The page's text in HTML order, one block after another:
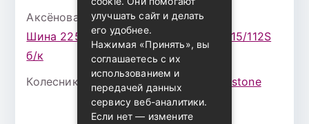
Аксёнова Адельк записи
Шина 225/75 Р-16 Nokian Rotiva HT 115/112S
б/к
Колесникова Аурикак записи Bridgestone
улучшать сайт и делать
его удобнее.
Нажимая «Принять», вы
соглашаетесь с их
использованием и
передачей данных
сервису веб-аналитики.
Если нет — измените